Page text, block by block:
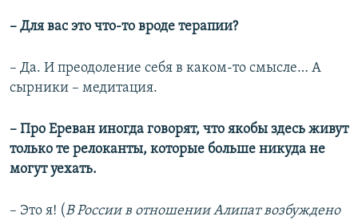
– Для вас это что-то вроде терапии?
– Да. И преодоление себя в каком-то смысле… А
сырники – медитация.
– Про Ереван иногда говорят, что якобы здесь живут
только те релоканты, которые больше никуда не
могут уехать.
– Это я! (В России в отношении Алипат возбуждено